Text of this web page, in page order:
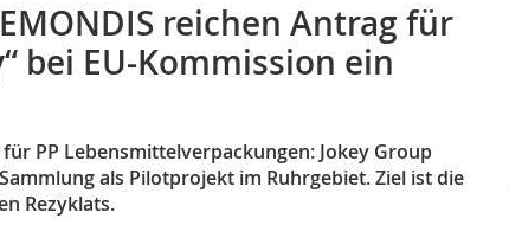
reichen Antrag für
bei EU-Kommission ein
PP Lebensmittelverpackungen: Jokey Group
als Pilotprojekt im Ruhrgebiet. Ziel ist die
Rezyklats.